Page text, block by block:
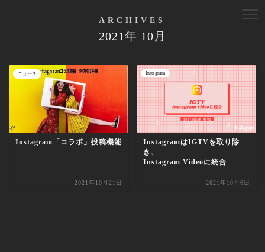
― ARCHIVES ―
2021年 10月
ニュース
Instagram「コラボ」投稿機能
2021年10月21日
Instagram
InstagramはIGTVを取り除
き、
Instagram Videoに統合
2021年10月6日